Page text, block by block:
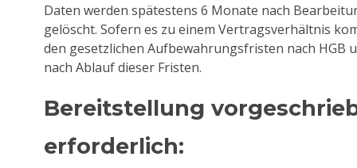
Daten werden spätestens 6 Monate nach
gelöscht. Sofern es zu einem Vertragsverhältnis
den gesetzlichen Aufbewahrungsfristen nach HGB
nach Ablauf dieser Fristen.
Bereitstellung
erforderlich: